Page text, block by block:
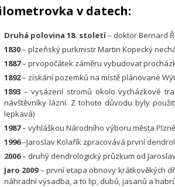
v datech:
Druhá polovina 18. století– doktor Bernard
1830– plzeňský purkmistr Martin Kopecký
1887– prvopočátek záměru vybudovat
1892– získání pozemků na místě plánované
1893 – vysázení stromů okolo vycházkové
návštěvníky lázní. Z tohoto důvodu byly
lepkavá)
1987– vyhláškou Národního výboru města
1996–Jaroslav Kolařík zpracovává první
2006– druhý dendrologický průzkum od
Jaro 2009– první etapa obnovy krátkověkých
náhradní výsadba, a to lip, dubů, jasanů a